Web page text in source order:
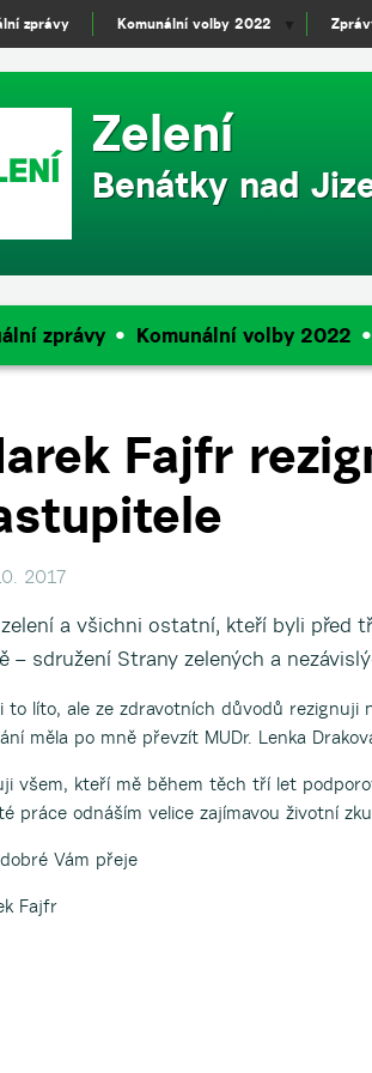
Zelení
Benátky nad
zprávy Komunální volby 2022
Fajfr
2017
a všichni ostatní, kteří byli před
– sdružení Strany zelených a
to líto, ale ze zdravotních důvodů
měla po mně převzít MUDr. Lenka
všem, kteří mě během těch tří let
práce odnáším velice zajímavou životní
Vám přeje
Fajfr
zprávy Komunální volby 2022 ▼